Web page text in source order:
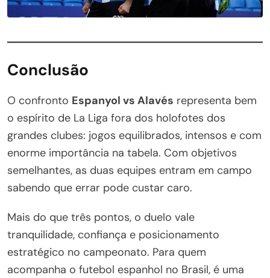
Conclusão
O confronto Espanyol vs Alavés representa bem
o espírito de La Liga fora dos holofotes dos
grandes clubes: jogos equilibrados, intensos e com
enorme importância na tabela. Com objetivos
semelhantes, as duas equipes entram em campo
sabendo que errar pode custar caro.
Mais do que três pontos, o duelo vale
tranquilidade, confiança e posicionamento
estratégico no campeonato. Para quem
acompanha o futebol espanhol no Brasil, é uma